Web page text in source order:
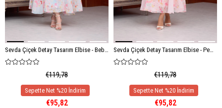
€119,78
€95,82
€119,78
€95,82